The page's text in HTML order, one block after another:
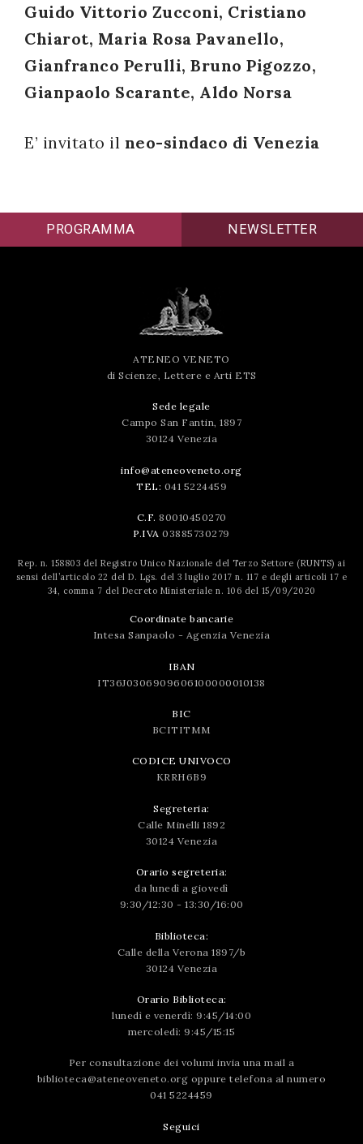
Guido Vittorio Zucconi, Cristiano
Chiarot, Maria Rosa Pavanello,
Gianfranco Perulli, Bruno Pigozzo,
Gianpaolo Scarante, Aldo Norsa
E’ invitato il neo-sindaco di Venezia
Registrazione
avvenuta con
successo!
PROGRAMMA NEWSLETTER
ATENEO VENETO
di Scienze, Lettere e Arti ETS
Sede legale
Campo San Fantin, 1897
30124 Venezia
info@ateneoveneto.org
TEL: 041 5224459
C.F. 80010450270
P.IVA 03885730279
Rep. n. 158803 del Registro Unico Nazionale del Terzo Settore (RUNTS) ai
sensi dell’articolo 22 del D. Lgs. del 3 luglio 2017 n. 117 e degli articoli 17 e
34, comma 7 del Decreto Ministeriale n. 106 del 15/09/2020
Coordinate bancarie
Intesa Sanpaolo - Agenzia Venezia
IBAN
IT36J0306909606100000010138
BIC
BCITITMM
CODICE UNIVOCO
KRRH6B9
Segreteria:
Calle Minelli 1892
30124 Venezia
Orario segreteria:
da lunedì a giovedì
9:30/12:30 - 13:30/16:00
Biblioteca:
Calle della Verona 1897/b
30124 Venezia
Orario Biblioteca:
lunedì e venerdì: 9:45/14:00
mercoledì: 9:45/15:15
Per consultazione dei volumi invia una mail a
biblioteca@ateneoveneto.org oppure telefona al numero
041 5224459
Seguici